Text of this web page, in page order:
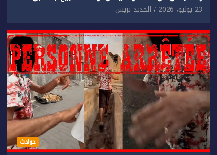
مادي.
23 يوليو، 2026 الجديد بريس
حوادث